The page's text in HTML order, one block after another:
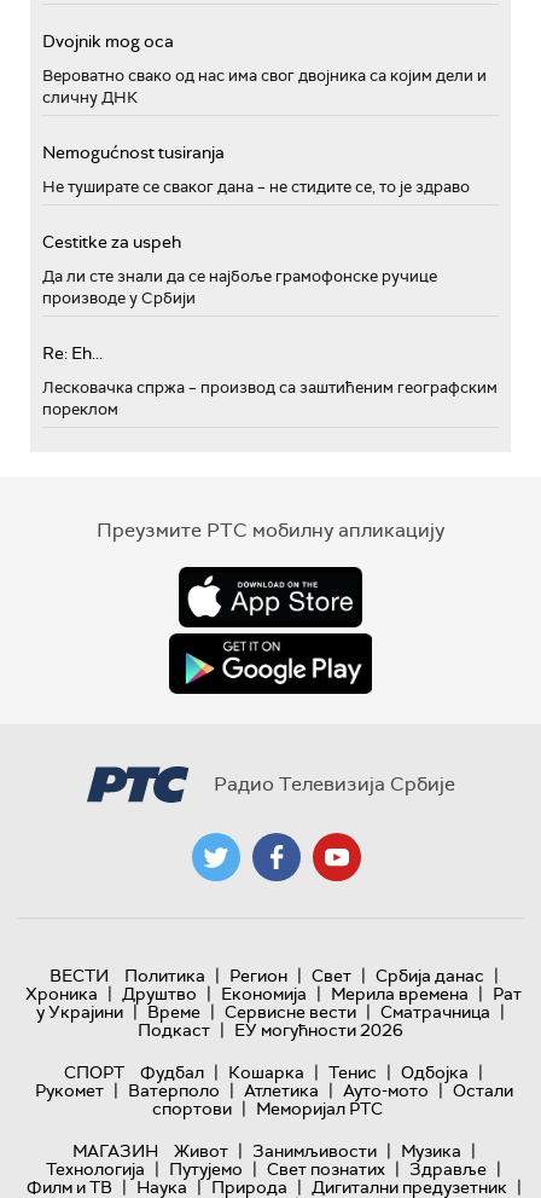
Dvojnik mog oca
Вероватно свако од нас има свог двојника са којим дели и
сличну ДНК
Nemogućnost tusiranja
Не туширате се сваког дана – не стидите се, то је здраво
Cestitke za uspeh
Да ли сте знали да се најбоље грамофонске ручице
производе у Србији
Re: Eh...
Лесковачка спржа – производ са заштићеним географским
пореклом
Преузмите РТС мобилну апликацију
Радио Телевизија Србије
ВЕСТИ Политика | Регион | Свет | Србија данас |
Хроника | Друштво | Економија | Мерила времена | Рат
у Украјини | Време | Сервисне вести | Сматрачница |
Подкаст | ЕУ могућности 2026
СПОРТ
Фудбал | Кошарка | Тенис | Одбојка |
Рукомет | Ватерполо | Атлетика | Ауто-мото | Остали
спортови | Меморијал РТС
МАГАЗИН
Живот | Занимљивости | Музика |
Технологијa | Путујемо | Свет познатих | Здравље |
Филм и ТВ | Наука | Природа | Дигитални предузетник |